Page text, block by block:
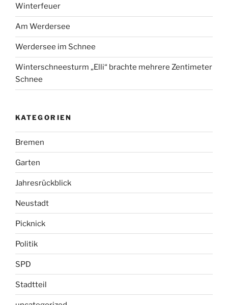
Winterfeuer
Am Werdersee
Werdersee im Schnee
Winterschneesturm „Elli“ brachte mehrere Zentimeter
Schnee
KATEGORIEN
Bremen
Garten
Jahresrückblick
Neustadt
Picknick
Politik
SPD
Stadtteil